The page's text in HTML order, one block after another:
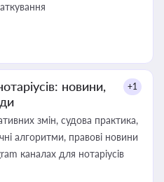
новини,
+1
змін, судова практика,
алгоритми, правові новини
каналах для нотаріусів